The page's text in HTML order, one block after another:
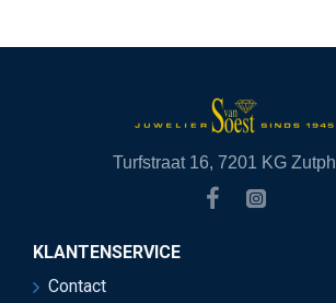
Turfstraat 16, 7201 KG
KLANTENSERVICE
Contact